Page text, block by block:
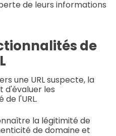
de leurs informations
de
une URL suspecte, la
d'évaluer les
l'URL.
la légitimité de
de domaine et